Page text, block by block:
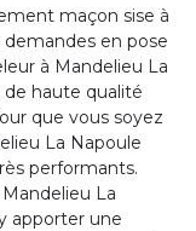
maçon sise à
en pose
à Mandelieu La
haute qualité
que vous soyez
La Napoule
performants.
La
apporter une